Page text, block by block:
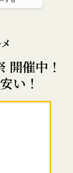
催中！
い！